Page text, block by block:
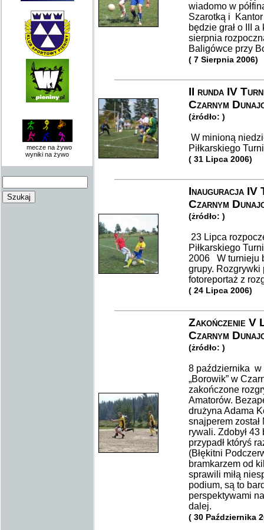
mecze na żywo
wyniki na żywo
wiadomo w
Szarotką i
będzie grał o III
sierpnia
Baligówce przy
( 7 Sierpnia 2006)
II runda IV
Czarnym
(żródło: )
W minioną
Piłkarskiego
( 31 Lipca 2006)
Inauguracja IV
Czarnym
(żródło: )
23 Lipca
Piłkarskiego
2006 W turnieju
grupy.
fotoreportaż z
( 24 Lipca 2006)
Zakończenie V
Czarnym
(żródło: )
8 października w
„Borowik” w
zakończone
Amatorów.
drużyna Adama
snajperem
rywali. Zdobył 43
przypadł któryś
(Błękitni
bramkarzem od
sprawili miłą
podium, są to
perspektywami
dalej.
( 30 Października